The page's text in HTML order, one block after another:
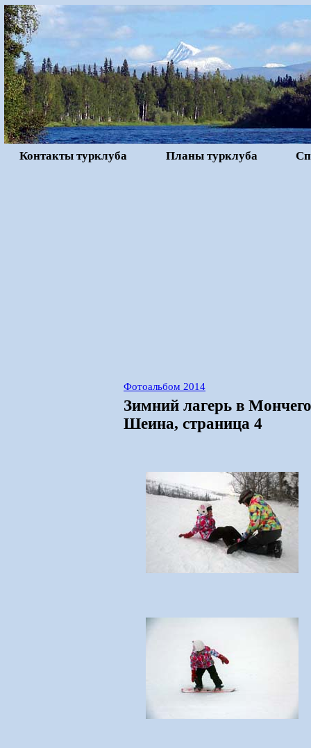
Контакты турклуба Планы турклуба
Фотоальбом 2014
Зимний лагерь в
Шеина, страница 4